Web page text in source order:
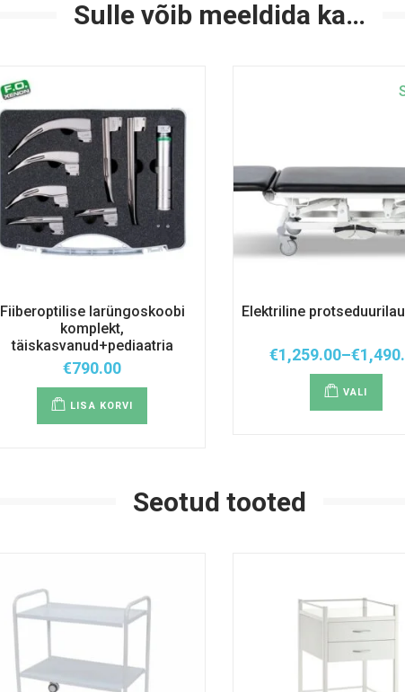
Sulle võib meeldida ka…
Fiiberoptilise larüngoskoobi
komplekt,
täiskasvanud+pediaatria
€790.00
LISA KORVI
Elektriline
€1,259.00–€
kuni
VALI
mitu
Seotud tooted